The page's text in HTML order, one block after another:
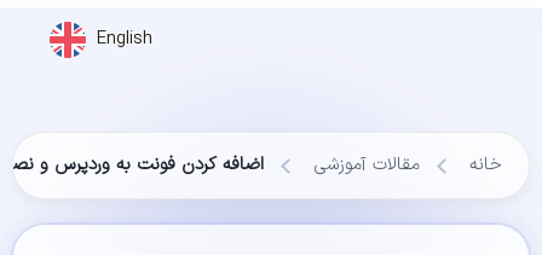
English
خانه مقالات آموزشی اضافه کردن فونت به وردپرس و